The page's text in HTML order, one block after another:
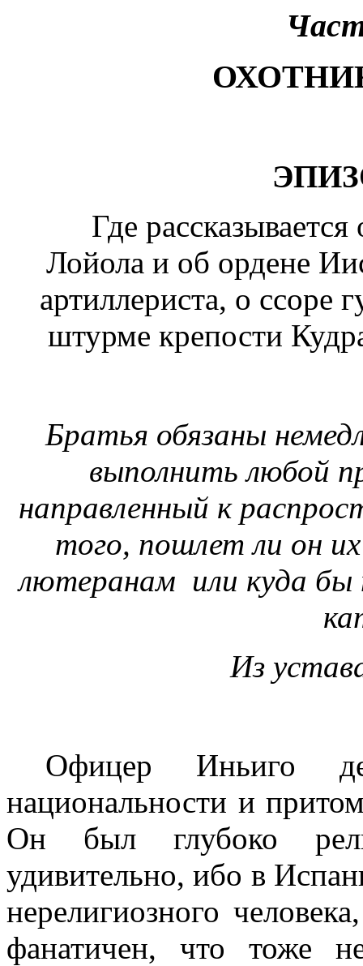
Где
Лойола и об ордене
артиллериста, о ссоре
штурме крепости
Братья обязаны
выполнить любой
направленный к
того, пошлет ли он
лютеранам или куда
Из
Офицер Иньиго
национальности и
Он был глубоко
удивительно, ибо в
нерелигиозного
фанатичен, что тоже